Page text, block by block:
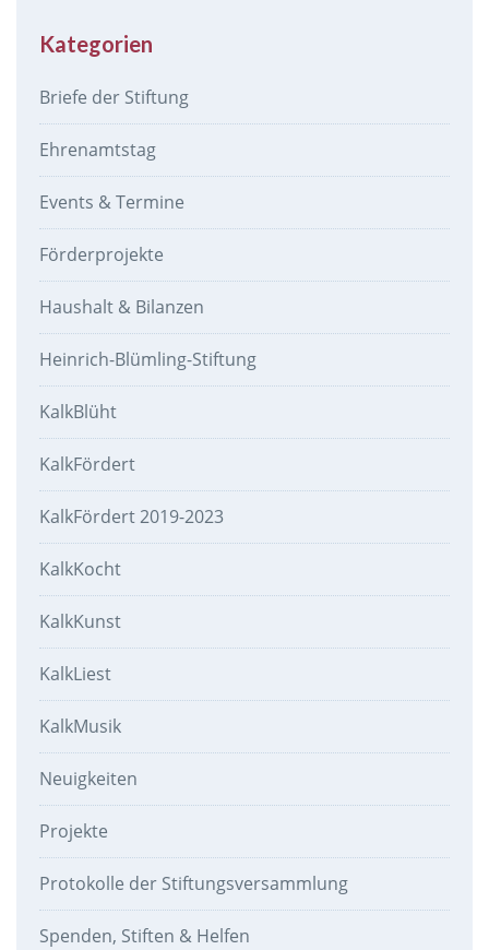
Kategorien
Briefe der Stiftung
Ehrenamtstag
Events & Termine
Förderprojekte
Haushalt & Bilanzen
Heinrich-Blümling-Stiftung
KalkBlüht
KalkFördert
KalkFördert 2019-2023
KalkKocht
KalkKunst
KalkLiest
KalkMusik
Neuigkeiten
Projekte
Protokolle der Stiftungsversammlung
Spenden, Stiften & Helfen